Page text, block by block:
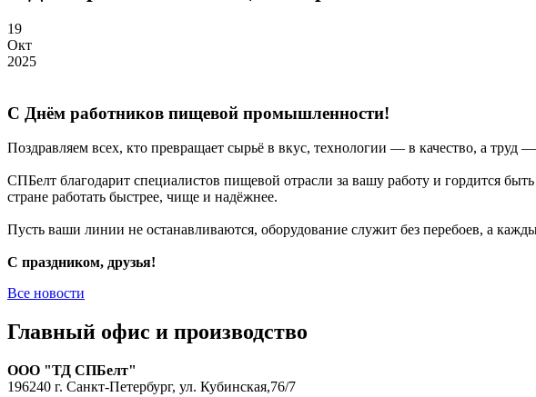
19
Окт
2025
С Днём работников пищевой промышленности!
Поздравляем всех, кто превращает сырьё в вкус, технологии — в качество, а труд
СПБелт благодарит специалистов пищевой отрасли за вашу работу и гордится
стране работать быстрее, чище и надёжнее.
Пусть ваши линии не останавливаются, оборудование служит без перебоев, а
С праздником, друзья!
Все новости
Главный офис и производство
ООО "ТД СПБелт"
196240 г. Санкт-Петербург, ул. Кубинская,76/7